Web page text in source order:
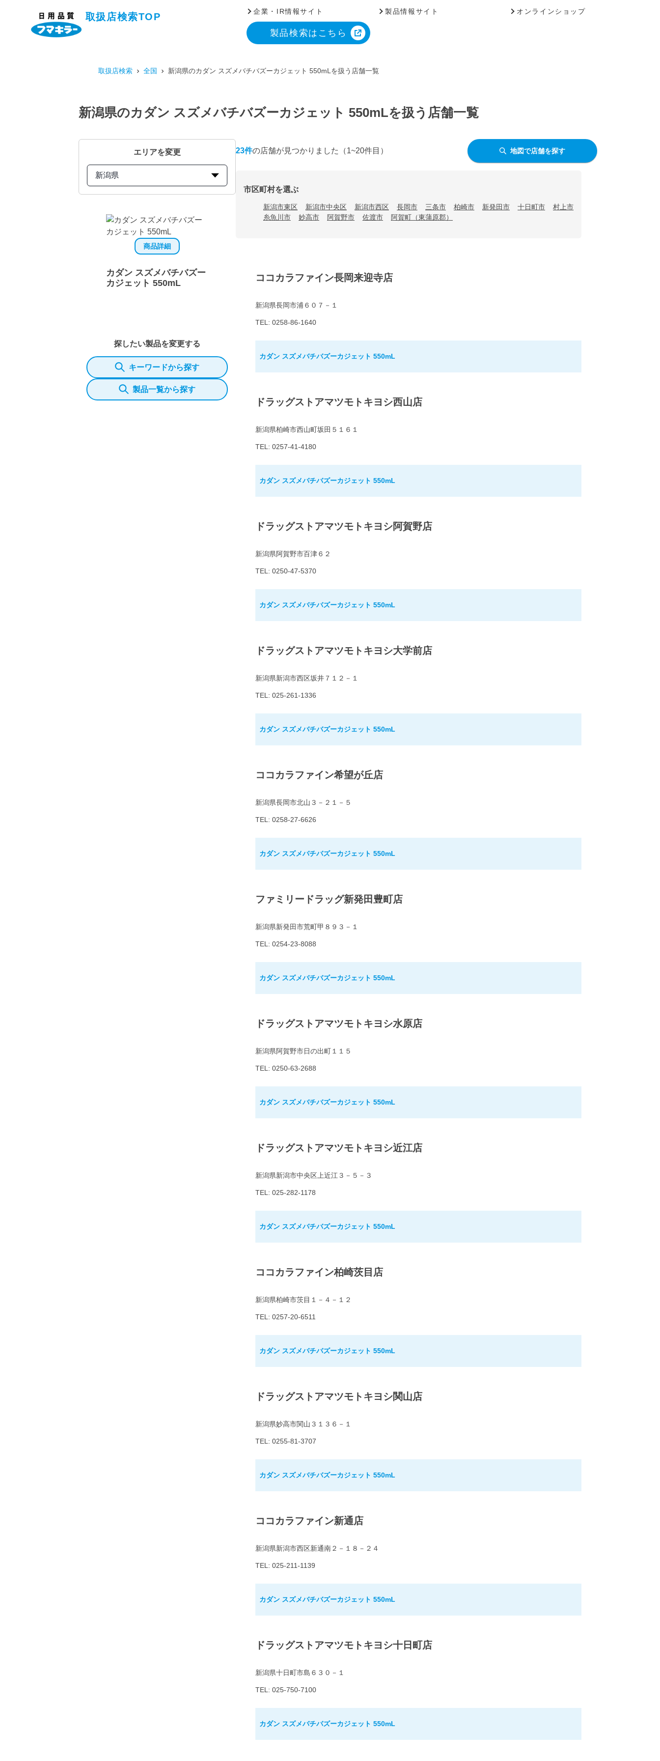
取扱店検索TOP
企業・IR情報サイト 製品情報サイト オンラインショップ
製品検索はこちら
取扱店検索 全国 新潟県のカダン スズメバチバズーカジェット 550mLを扱う店舗一覧
新潟県のカダン スズメバチバズーカジェット 550mLを扱う店舗一覧
エリアを変更
新潟県
商品詳細
カダン スズメバチバズー
カジェット 550mL
探したい製品を変更する
キーワードから探す
製品一覧から探す
23件の店舗が見つかりました （1~20件目） 地図で店舗を探す
市区町村を選ぶ
新潟市東区 新潟市中央区 新潟市西区 長岡市 三条市 柏崎市 新発田市 十日町市
村上市
糸魚川市
妙高市 阿賀野市 佐渡市 阿賀町（東蒲原郡）
ココカラファイン長岡来迎寺店
新潟県長岡市浦６０７－１
TEL: 0258-86-1640
カダン スズメバチバズーカジェット 550mL
ドラッグストアマツモトキヨシ西山店
新潟県柏崎市西山町坂田５１６１
TEL: 0257-41-4180
カダン スズメバチバズーカジェット 550mL
ドラッグストアマツモトキヨシ阿賀野店
新潟県阿賀野市百津６２
TEL: 0250-47-5370
カダン スズメバチバズーカジェット 550mL
ドラッグストアマツモトキヨシ大学前店
新潟県新潟市西区坂井７１２－１
TEL: 025-261-1336
カダン スズメバチバズーカジェット 550mL
ココカラファイン希望が丘店
新潟県長岡市北山３－２１－５
TEL: 0258-27-6626
カダン スズメバチバズーカジェット 550mL
ファミリードラッグ新発田豊町店
新潟県新発田市荒町甲８９３－１
TEL: 0254-23-8088
カダン スズメバチバズーカジェット 550mL
ドラッグストアマツモトキヨシ水原店
新潟県阿賀野市日の出町１１５
TEL: 0250-63-2688
カダン スズメバチバズーカジェット 550mL
ドラッグストアマツモトキヨシ近江店
新潟県新潟市中央区上近江３－５－３
TEL: 025-282-1178
カダン スズメバチバズーカジェット 550mL
ココカラファイン柏崎茨目店
新潟県柏崎市茨目１－４－１２
TEL: 0257-20-6511
カダン スズメバチバズーカジェット 550mL
ドラッグストアマツモトキヨシ関山店
新潟県妙高市関山３１３６－１
TEL: 0255-81-3707
カダン スズメバチバズーカジェット 550mL
ココカラファイン新通店
新潟県新潟市西区新通南２－１８－２４
TEL: 025-211-1139
カダン スズメバチバズーカジェット 550mL
ドラッグストアマツモトキヨシ十日町店
新潟県十日町市島６３０－１
TEL: 025-750-7100
カダン スズメバチバズーカジェット 550mL